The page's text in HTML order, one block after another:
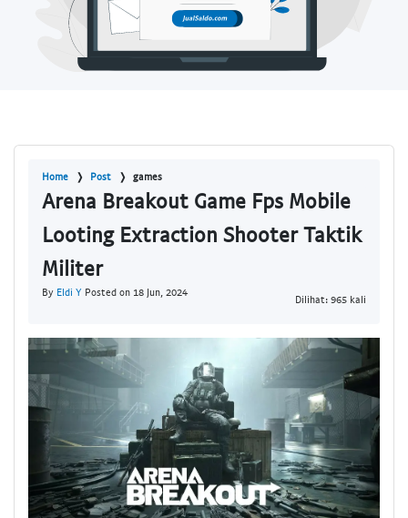
Home Post games
Arena Breakout Game Fps Mobile
Looting Extraction Shooter Taktik
Militer
By Eldi Y Posted on 18 Jun, 2024
Dilihat: 965 kali